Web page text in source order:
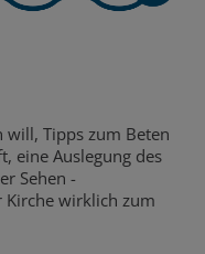
will, Tipps zum Beten
eine Auslegung des
Sehen -
wirklich zum